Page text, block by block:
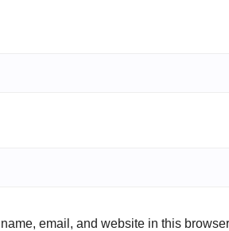
email, and website in this